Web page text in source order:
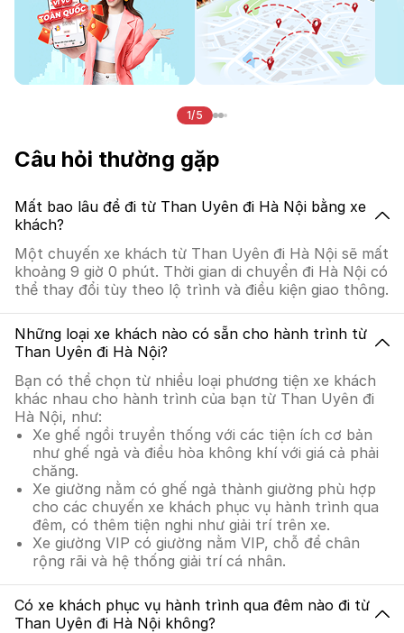
1/5
Câu hỏi thường gặp
Mất bao lâu để đi từ Than Uyên đi Hà Nội bằng xe
khách?
Một chuyến xe khách từ Than Uyên đi Hà Nội sẽ mất
khoảng 9 giờ 0 phút. Thời gian di chuyển đi Hà Nội có
thể thay đổi tùy theo lộ trình và điều kiện giao thông.
Những loại xe khách nào có sẵn cho hành trình từ
Than Uyên đi Hà Nội?
Bạn có thể chọn từ nhiều loại phương tiện xe khách
khác nhau cho hành trình của bạn từ Than Uyên đi
Hà Nội, như:
Xe ghế ngồi truyền thống với các tiện ích cơ bản
như ghế ngả và điều hòa không khí với giá cả phải
chăng.
Xe giường nằm có ghế ngả thành giường phù hợp
cho các chuyến xe khách phục vụ hành trình qua
đêm, có thêm tiện nghi như giải trí trên xe.
Xe giường VIP có giường nằm VIP, chỗ để chân
rộng rãi và hệ thống giải trí cá nhân.
Có xe khách phục vụ hành trình qua đêm nào đi từ
Than Uyên đi Hà Nội không?